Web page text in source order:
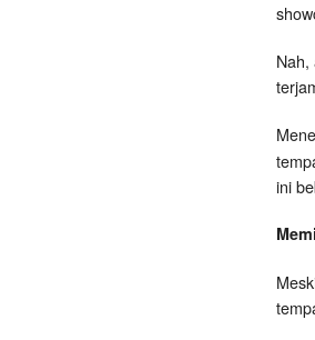
ini